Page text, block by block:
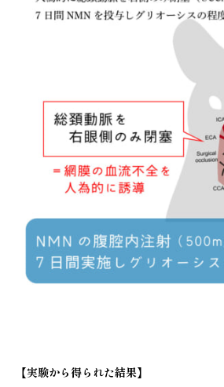
【実験から得られた結果】